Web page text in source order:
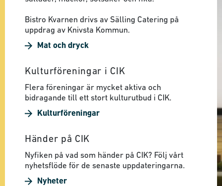
Bistro Kvarnen drivs av Sälling Catering på
uppdrag av Knivsta Kommun.
Mat och dryck
Kulturföreningar i CIK
Flera föreningar är mycket aktiva och
bidragande till ett stort kulturutbud i CIK.
Kulturföreningar
Händer på CIK
Nyfiken på vad som händer på CIK? Följ vårt
nyhetsflöde för de senaste uppdateringarna.
Nyheter